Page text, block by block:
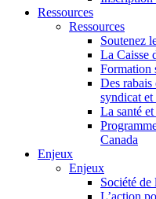
Ressources
Ressources
Soutenez
La Caisse
Formation
Des rabais
syndicat
La santé
Canada
Enjeux
Enjeux
Société